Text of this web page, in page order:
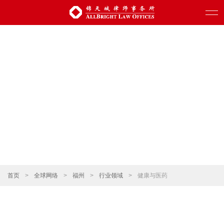
首页 > 全球网络 > 福州 > 行业领域 > 健康与医药